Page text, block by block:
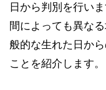
日から判別を行い
間によっても異な
般的な生れた日か
ことを紹介します。